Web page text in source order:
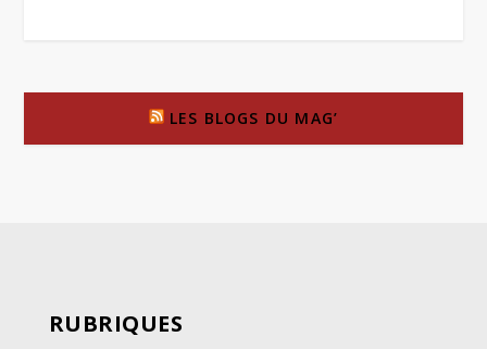
LES BLOGS DU MAG’
RUBRIQUES